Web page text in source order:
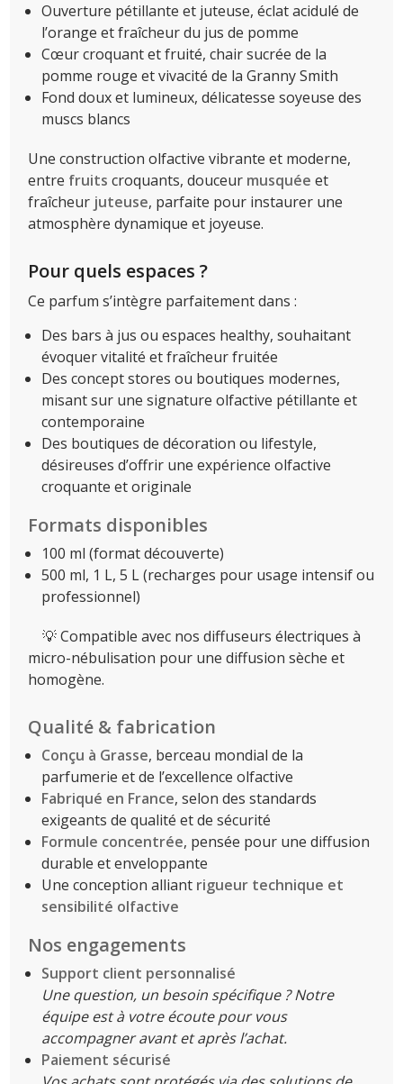
Ouverture pétillante et juteuse, éclat acidulé de
l’orange et fraîcheur du jus de pomme
Cœur croquant et fruité, chair sucrée de la
pomme rouge et vivacité de la Granny Smith
Fond doux et lumineux, délicatesse soyeuse des
muscs blancs
Une construction olfactive vibrante et moderne,
entre fruits croquants, douceur musquée et
fraîcheur juteuse, parfaite pour instaurer une
atmosphère dynamique et joyeuse.
Pour quels espaces ?
Ce parfum s’intègre parfaitement dans :
Des bars à jus ou espaces healthy, souhaitant
évoquer vitalité et fraîcheur fruitée
Des concept stores ou boutiques modernes,
misant sur une signature olfactive pétillante et
contemporaine
Des boutiques de décoration ou lifestyle,
désireuses d’offrir une expérience olfactive
croquante et originale
Formats disponibles
100 ml (format découverte)
500 ml, 1 L, 5 L (recharges pour usage intensif ou
professionnel)
💡 Compatible avec nos diffuseurs électriques à
micro-nébulisation pour une diffusion sèche et
homogène.
Qualité & fabrication
Conçu à Grasse, berceau mondial de la
parfumerie et de l’excellence olfactive
Fabriqué en France, selon des standards
exigeants de qualité et de sécurité
Formule concentrée, pensée pour une diffusion
durable et enveloppante
Une conception alliant rigueur technique et
sensibilité olfactive
Nos engagements
Support client personnalisé
Une question, un besoin spécifique ? Notre
équipe est à votre écoute pour vous
accompagner avant et après l’achat.
Paiement sécurisé